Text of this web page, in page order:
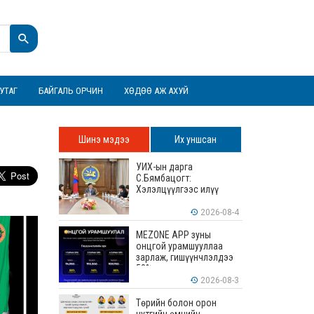
БАЙГАЛЬ ОРЧИН ХӨДӨӨ АЖ АХУЙ
Шинэ мэдээ Их уншсан
УИХ-ын дарга
С.Бямбацогт:
Хэлэлцүүлгээс илүү
илүү бодит үр дүн чухал
2026-08-4
MEZONE APP зуны
онцгой урамшууллаа
зарлаж, гишүүнчлэлдээ
50% хүртэлх хөнгөлөлт
үзүүлж эхэллээ 2026-08-3
Төрийн болон орон